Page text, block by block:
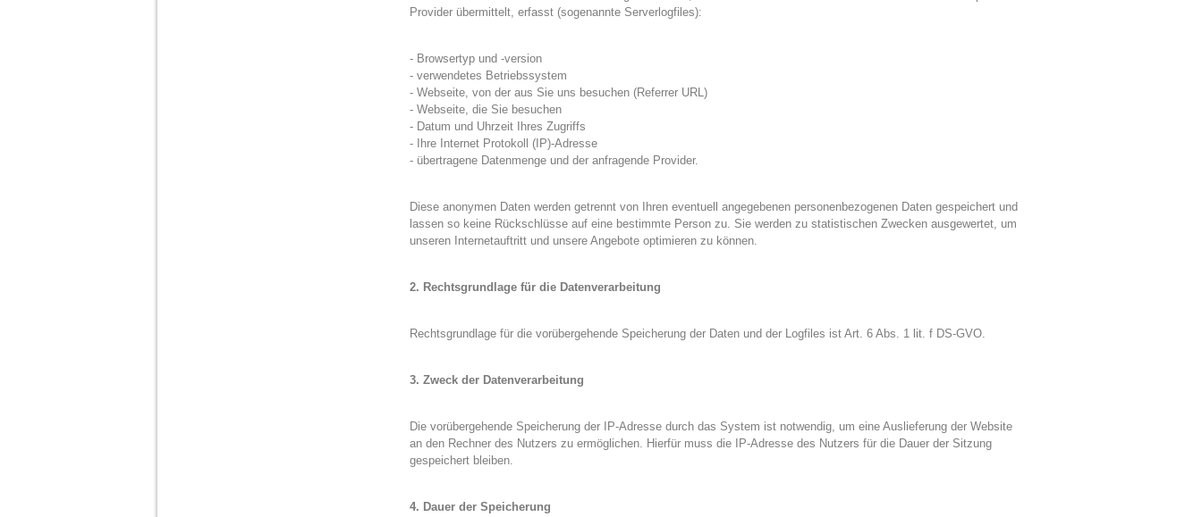
Provider übermittelt, erfasst (sogenannte Serverlogfiles):
- Browsertyp und -version
- verwendetes Betriebssystem
- Webseite, von der aus Sie uns besuchen (Referrer URL)
- Webseite, die Sie besuchen
- Datum und Uhrzeit Ihres Zugriffs
- Ihre Internet Protokoll (IP)-Adresse
- übertragene Datenmenge und der anfragende Provider.
Diese anonymen Daten werden getrennt von Ihren eventuell angegebenen personenbezogenen Daten gespeichert und
lassen so keine Rückschlüsse auf eine bestimmte Person zu. Sie werden zu statistischen Zwecken ausgewertet, um
unseren Internetauftritt und unsere Angebote optimieren zu können.
2. Rechtsgrundlage für die Datenverarbeitung
Rechtsgrundlage für die vorübergehende Speicherung der Daten und der Logfiles ist Art. 6 Abs. 1 lit. f DS-GVO.
3. Zweck der Datenverarbeitung
Die vorübergehende Speicherung der IP-Adresse durch das System ist notwendig, um eine Auslieferung der Website
an den Rechner des Nutzers zu ermöglichen. Hierfür muss die IP-Adresse des Nutzers für die Dauer der Sitzung
gespeichert bleiben.
4. Dauer der Speicherung